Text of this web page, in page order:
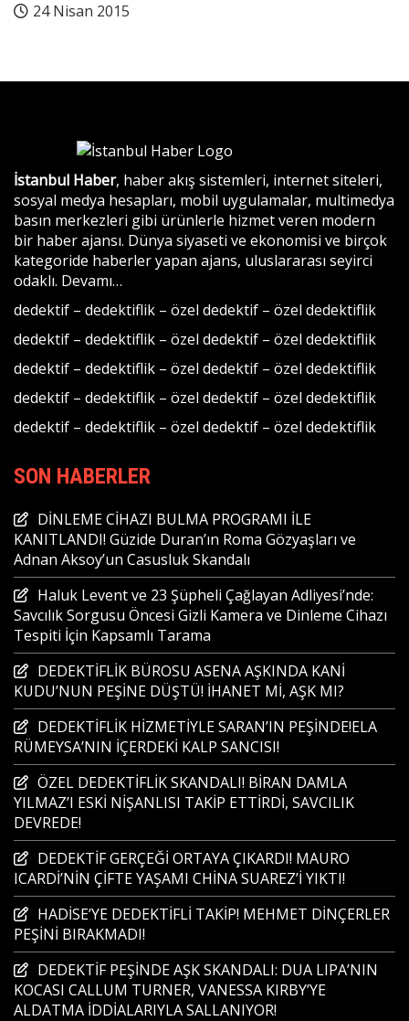
24 Nisan 2015
İstanbul Haber, haber akış sistemleri, internet siteleri,
sosyal medya hesapları, mobil uygulamalar, multimedya
basın merkezleri gibi ürünlerle hizmet veren modern
bir haber ajansı. Dünya siyaseti ve ekonomisi ve birçok
kategoride haberler yapan ajans, uluslararası seyirci
odaklı. Devamı…
dedektif – dedektiflik – özel dedektif – özel dedektiflik
dedektif – dedektiflik – özel dedektif – özel dedektiflik
dedektif – dedektiflik – özel dedektif – özel dedektiflik
dedektif – dedektiflik – özel dedektif – özel dedektiflik
dedektif – dedektiflik – özel dedektif – özel dedektiflik
SON HABERLER
DİNLEME CİHAZI BULMA PROGRAMI İLE
KANITLANDI! Güzide Duran’ın Roma Gözyaşları ve
Adnan Aksoy’un Casusluk Skandalı
Haluk Levent ve 23 Şüpheli Çağlayan Adliyesi’nde:
Savcılık Sorgusu Öncesi Gizli Kamera ve Dinleme Cihazı
Tespiti İçin Kapsamlı Tarama
DEDEKTİFLİK BÜROSU ASENA AŞKINDA KANİ
KUDU’NUN PEŞİNE DÜŞTÜ! İHANET Mİ, AŞK MI?
DEDEKTİFLİK HİZMETİYLE SARAN’IN PEŞİNDE!ELA
RÜMEYSA’NIN İÇERDEKİ KALP SANCISI!
ÖZEL DEDEKTİFLİK SKANDALI! BİRAN DAMLA
YILMAZ’I ESKİ NİŞANLISI TAKİP ETTİRDİ, SAVCILIK
DEVREDE!
DEDEKTİF GERÇEĞİ ORTAYA ÇIKARDI! MAURO
ICARDİ’NİN ÇİFTE YAŞAMI CHİNA SUAREZ’İ YIKTI!
HADİSE’YE DEDEKTİFLİ TAKİP! MEHMET DİNÇERLER
PEŞİNİ BIRAKMADI!
DEDEKTİF PEŞİNDE AŞK SKANDALI: DUA LIPA’NIN
KOCASI CALLUM TURNER, VANESSA KIRBY’YE
ALDATMA İDDİALARIYLA SALLANIYOR!